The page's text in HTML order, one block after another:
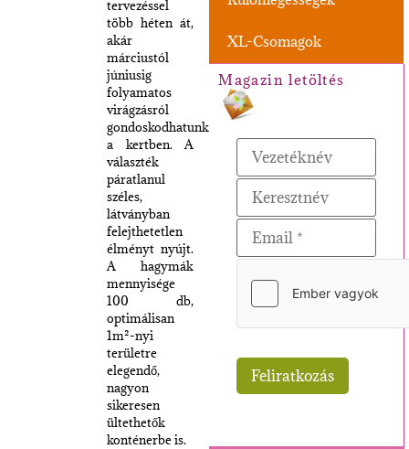
XL-Csomagok
Magazin letöltés
tervezéssel
több héten át,
akár
márciustól
júniusig
folyamatos
virágzásról
gondoskodhatunk
a kertben. A
választék
páratlanul
széles,
látványban
felejthetetlen
élményt nyújt.
A hagymák
mennyisége
100 db,
optimálisan
1m²-nyi
területre
elegendő,
nagyon
sikeresen
ültethetők
konténerbe is.